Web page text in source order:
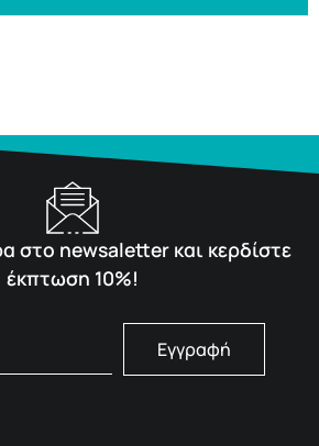
στο newsaletter και κερδίστε
έκπτωση 10%!
Εγγραφή